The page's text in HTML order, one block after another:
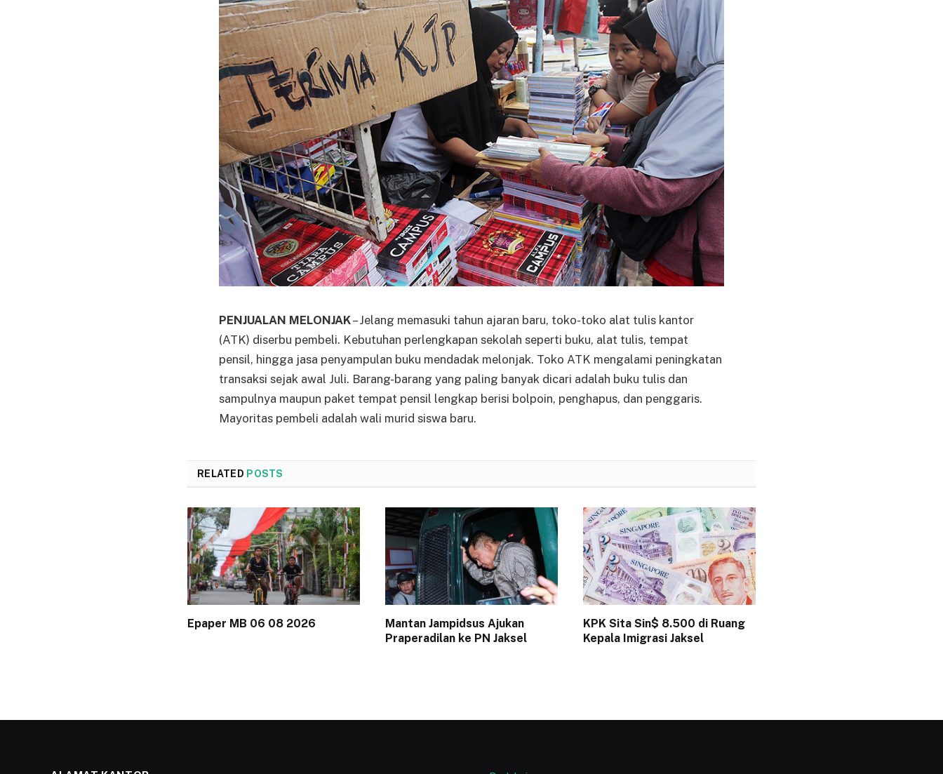
PENJUALAN MELONJAK– Jelang memasuki tahun ajaran baru, toko-toko alat tulis kantor
(ATK) diserbu pembeli. Kebutuhan perlengkapan sekolah seperti buku, alat tulis, tempat
pensil, hingga jasa penyampulan buku mendadak melonjak. Toko ATK mengalami peningkatan
transaksi sejak awal Juli. Barang-barang yang paling banyak dicari adalah buku tulis dan
sampulnya maupun paket tempat pensil lengkap berisi bolpoin, penghapus, dan penggaris.
Mayoritas pembeli adalah wali murid siswa baru.
RELATED POSTS
Epaper MB 06 08 2026
Mantan Jampidsus Ajukan
Praperadilan ke PN Jaksel
KPK Sita Sin$ 8.500 di Ruang
Kepala Imigrasi Jaksel